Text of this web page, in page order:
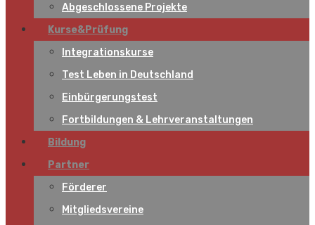
Abgeschlossene Projekte
Kurse&Prüfung
Integrationskurse
Test Leben in Deutschland
Einbürgerungstest
Fortbildungen & Lehrveranstaltungen
Bildung
Partner
Förderer
Mitgliedsvereine